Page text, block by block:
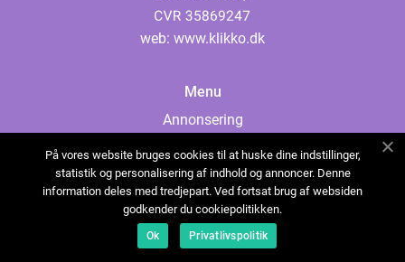
web: www.klikko.dk
Menu
Annonsering
Cookies
Kontakta oss
Sitemap
På vores website bruges cookies til at huske dine indstillinger,
statistik og personalisering af indhold og annoncer. Denne
information deles med tredjepart. Ved fortsat brug af websiden
godkender du cookiepolitikken.
Ok Privatlivspolitik